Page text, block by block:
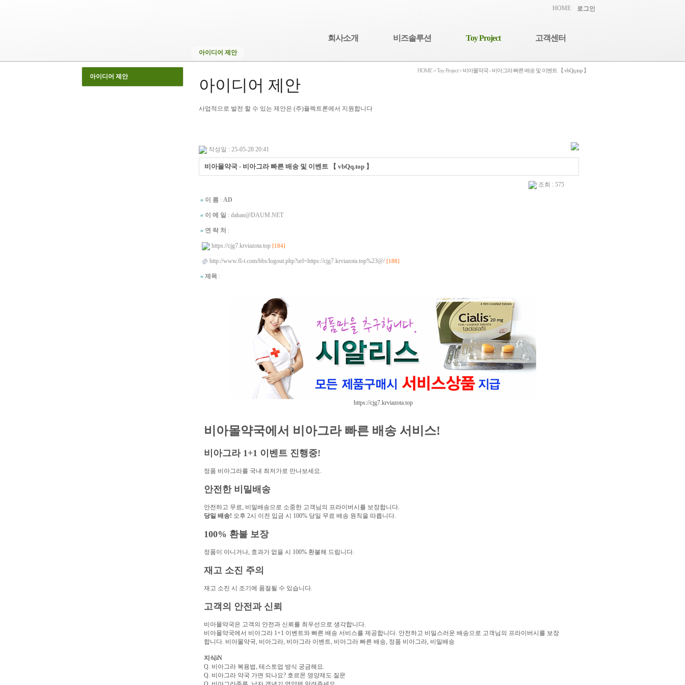
로그인
HOME
회사소개 비즈솔루션 Toy Project 고객센터
아이디어 제안
아이디어 제안
HOME>Toy Project> 비아몰약국 - 비아그라 빠른 배송 및 이벤트 【 vbQq.top 】
아이디어 제안
사업적으로 발전 할 수 있는 제안은 (주)플렉트론에서 지원합니다
작성일 : 25-05-28 20:41
비아몰약국 - 비아그라 빠른 배송 및 이벤트 【 vbQq.top 】
조회 : 575
■ 이 름 : AD
■ 이 메 일 : dahan@DAUM.NET
■ 연 락 처 :
https://cjg7.krviazota.top [184]
http://www.fl-t.com/bbs/logout.php?url=https://cjg7.krviazota.top%23@/ [188]
■ 제목 :
https://cjg7.krviazota.top
비아몰약국에서 비아그라 빠른 배송 서비스!
비아그라 1+1 이벤트 진행중!
정품 비아그라를 국내 최저가로 만나보세요.
안전한 비밀배송
안전하고 무료, 비밀배송으로 소중한 고객님의 프라이버시를 보장합니다.
당일 배송! 오후 2시 이전 입금 시 100% 당일 무료 배송 원칙을 따릅니다.
100% 환불 보장
정품이 아니거나, 효과가 없을 시 100% 환불해 드립니다.
재고 소진 주의
재고 소진 시 조기에 품절될 수 있습니다.
고객의 안전과 신뢰
비아몰약국은 고객의 안전과 신뢰를 최우선으로 생각합니다.
비아몰약국에서 비아그라 1+1 이벤트와 빠른 배송 서비스를 제공합니다. 안전하고 비밀스러운 배송으로 고객님의 프라이버시를 보장
합니다. 비아몰약국, 비아그라, 비아그라 이벤트, 비아그라 빠른 배송, 정품 비아그라, 비밀배송
지식iN
Q. 비아그라 복용법, 테스토업 방식 궁금해요.
Q. 비아그라 약국 가면 되나요? 호르몬 영양제도 질문